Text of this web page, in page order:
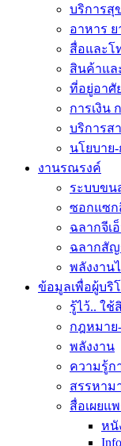
บริการสุ
อาหาร
สื่อและโ
สินค้าแล
ที่อยู่อาศั
การเงิน
บริการส
นโยบาย
งานรณรงค์
ระบบขน
ซอกแซก
ฉลากจีเ
ฉลากสั
พลังงาน
ข้อมูลเพื่อผู้บริ
รู้ไว้.. ใช้
กฎหมาย
พลังงาน
ความรู้ก
สรรหาม
สื่อเผยแ
หนั